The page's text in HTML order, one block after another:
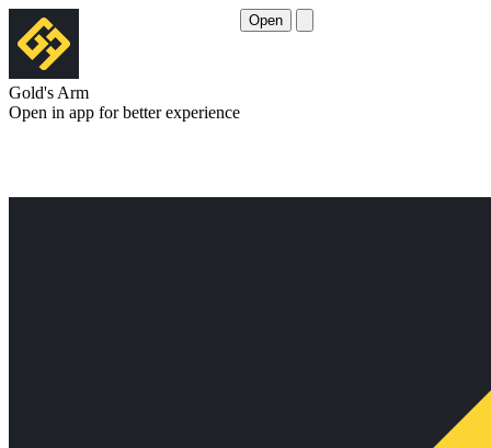
Gold's Arm
Open in app for better experience
Open